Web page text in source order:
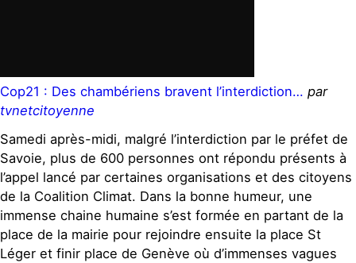
Cop21 : Des chambériens bravent l’interdiction… par
tvnetcitoyenne
Samedi après-midi, malgré l’interdiction par le préfet de
Savoie, plus de 600 personnes ont répondu présents à
l’appel lancé par certaines organisations et des citoyens
de la Coalition Climat. Dans la bonne humeur, une
immense chaine humaine s’est formée en partant de la
place de la mairie pour rejoindre ensuite la place St
Léger et finir place de Genève où d’immenses vagues